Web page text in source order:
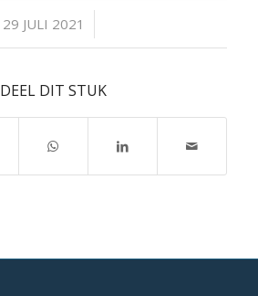
29 JULI 2021
/
DEEL DIT STUK